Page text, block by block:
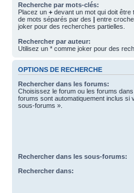
Recherche par mots-clés:
Placez un + devant un mot qui doit être
de mots séparés par des | entre
joker pour des recherches partielles.
Rechercher par auteur:
Utilisez un * comme joker pour des
OPTIONS DE RECHERCHE
Rechercher dans les forums:
Choisissez le forum ou les forums
forums sont automatiquement inclus si
sous-forums ».
Rechercher dans les sous-forums:
Rechercher dans: